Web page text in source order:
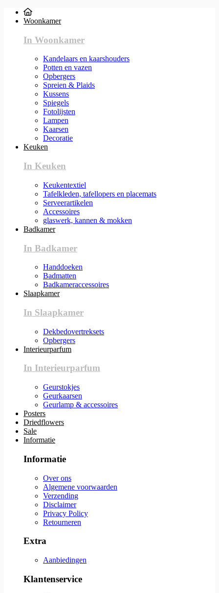
Woonkamer
In Woonkamer
Kandelaars en kaarshouders
Potten en vazen
Opbergers
Spreien & Plaids
Kussens
Spiegels
Fotolijsten
Lampen
Kaarsen
Decoratie
Keuken
In Keuken
Keukentextiel
Tafelkleden, tafellopers en placemats
Serveerartikelen
Accessoires
glaswerk, kannen & mokken
Badkamer
In Badkamer
Handdoeken
Badmatten
Badkameraccessoires
Slaapkamer
In Slaapkamer
Dekbedovertreksets
Opbergers
Interieurparfum
In Interieurparfum
Geurstokjes
Geurkaarsen
Geurlamp & accessoires
Posters
Driedflowers
Sale
Informatie
Informatie
Over ons
Algemene voorwaarden
Verzending
Disclaimer
Privacy Policy
Retourneren
Extra
Aanbiedingen
Klantenservice